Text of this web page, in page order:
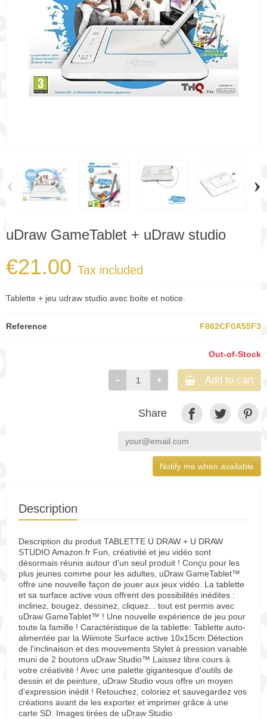
‹ ›
uDraw GameTablet + uDraw studio
€21.00 Tax included
Tablette + jeu udraw studio avec boite et notice.
Reference F862CF0A55F3
Out-of-Stock
Add to cart
Share
Notify me when available
Description
Description du produit TABLETTE U DRAW + U DRAW
STUDIO Amazon.fr Fun, créativité et jeu vidéo sont
désormais réunis autour d'un seul produit ! Conçu pour les
plus jeunes comme pour les adultes, uDraw GameTablet™
offre une nouvelle façon de jouer aux jeux vidéo. La tablette
et sa surface active vous offrent des possibilités inédites :
inclinez, bougez, dessinez, cliquez... tout est permis avec
uDraw GameTablet™ ! Une nouvelle expérience de jeu pour
toute la famille ! Caractéristique de la tablette: Tablette auto-
alimentée par la Wiimote Surface active 10x15cm Détection
de l'inclinaison et des mouvements Stylet à pression variable
muni de 2 boutons uDraw Studio™ Laissez libre cours à
votre créativité ! Avec une palette gigantesque d'outils de
dessin et de peinture, uDraw Studio vous offre un moyen
d'expression inédit ! Retouchez, coloriez et sauvegardez vos
créations avant de les exporter et imprimer grâce à une
carte SD. Images tirées de uDraw Studio